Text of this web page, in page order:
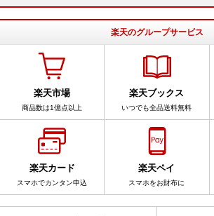
楽天のグループサービス
楽天市場
商品数は1億点以上
楽天ブックス
いつでも全品送料無料
楽天カード
スマホでカンタン申込
楽天ペイ
スマホをお財布に